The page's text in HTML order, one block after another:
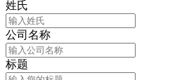
姓氏
公司名称
标题